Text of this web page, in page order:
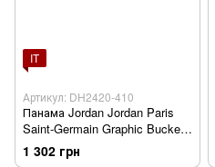
IT
Артикул: DH2420-410
Панама Jordan Jordan Paris
Saint-Germain Graphic Bucket
Hat DH2420-410
1 302 грн